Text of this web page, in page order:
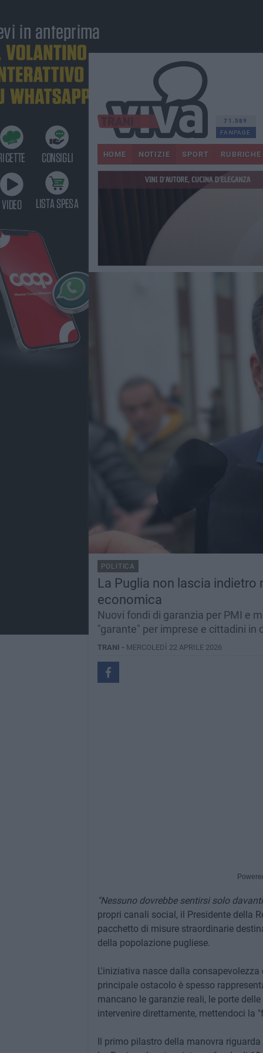
71.589
FANPAGE
HOME NOTIZIE SPORT RUBRICHE
POLITICA
La Puglia non lascia
economica
Nuovi fondi di garanzia per PMI e
"garante" per imprese e cittadini in
TRANI - MERCOLEDÌ 22 APRILE 2026
"Nessuno dovrebbe sentirsi solo
propri canali social, il Presidente della
pacchetto di misure straordinarie
della popolazione pugliese.
L'iniziativa nasce dalla
principale ostacolo è spesso
mancano le garanzie reali, le porte
intervenire direttamente, mettendoci la
Il primo pilastro della manovra riguarda